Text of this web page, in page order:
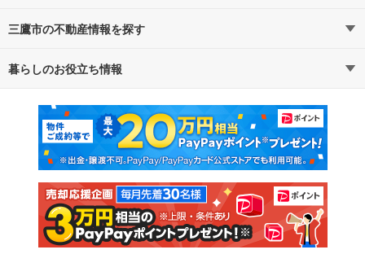
路線・駅から探す
通勤・通学時間から探す
三鷹市の不動産情報を探す
不動産・住宅
新築マンション 中古マンション
新築一戸建て 中古一戸建て
注文住宅 土地
売却査定
暮らしのお役立ち情報
マンションカタログ 教えて！住まいの先生